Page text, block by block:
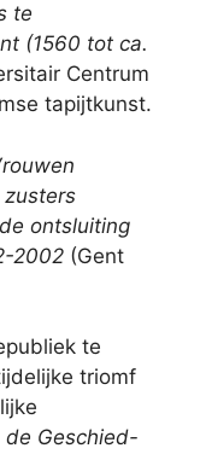
te
(1560 tot ca.
Centrum
tapijtkunst.
ontsluiting
2002 (Gent
te
triomf
de Geschied-